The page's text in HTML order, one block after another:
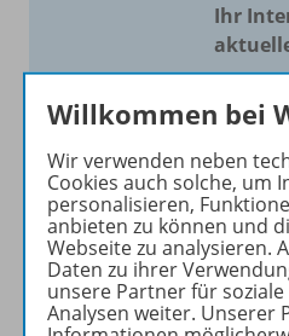
Ihr
wir
Ihren
einfach
Woche
Willkommen bei
Wir verwenden neben
Cookies auch solche, um
personalisieren,
anbieten zu können und
Webseite zu analysieren.
Daten zu ihrer
unsere Partner für
Analysen weiter. Unserer